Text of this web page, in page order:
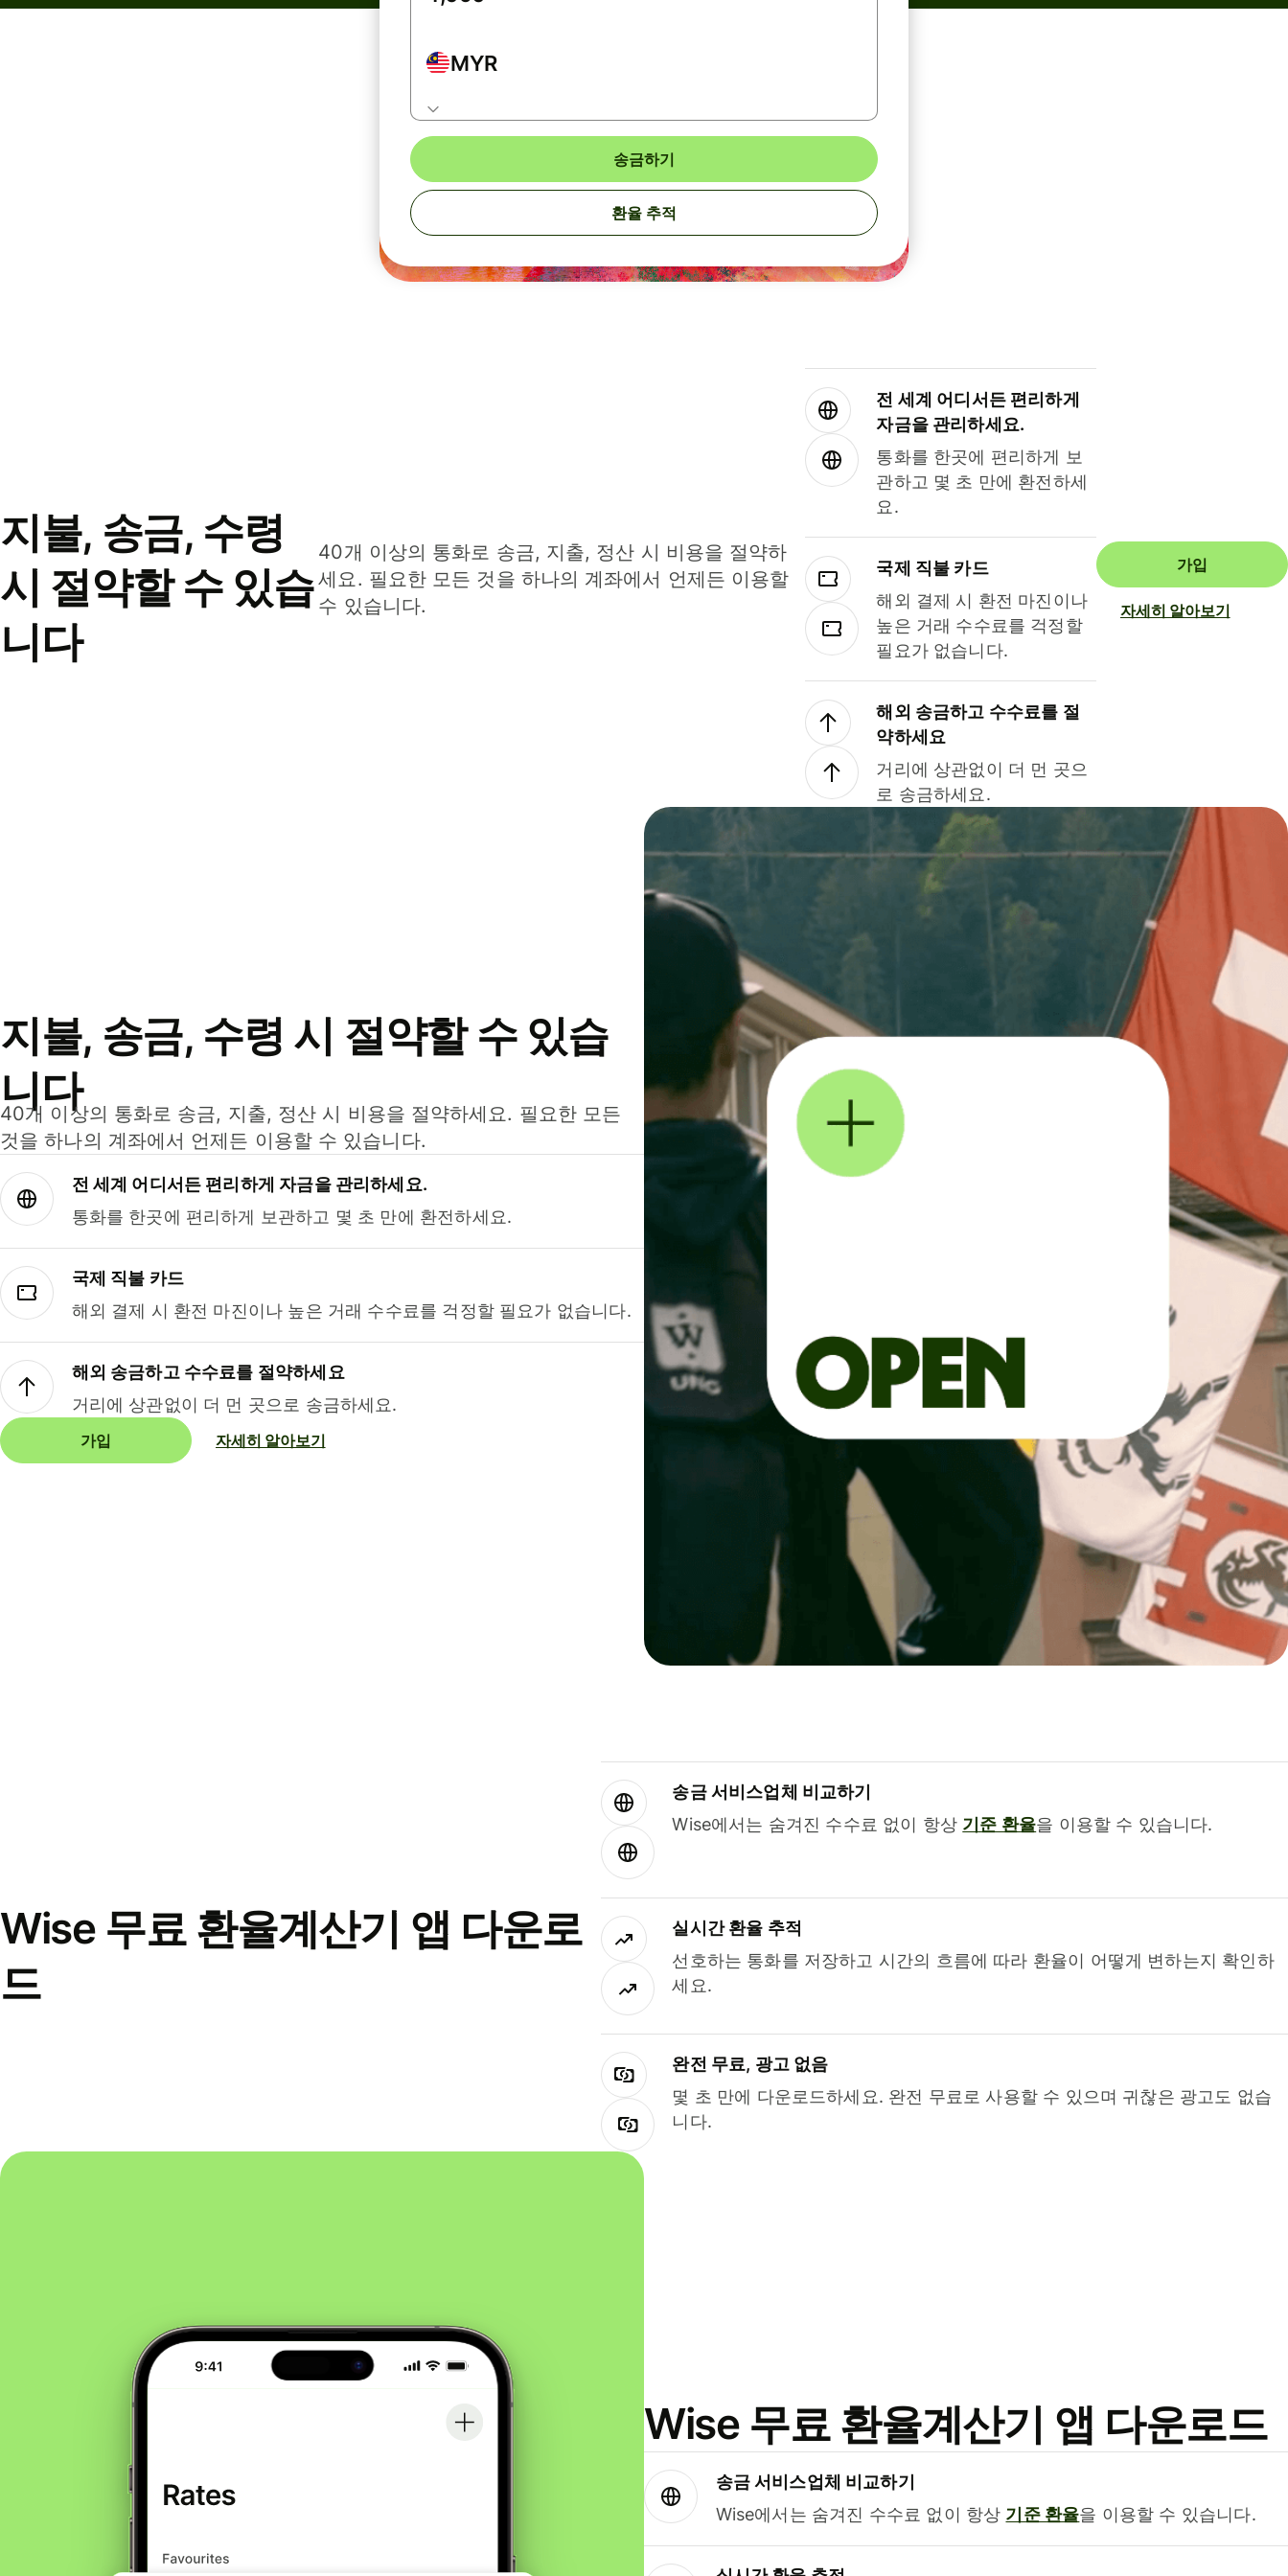
MYR
송금하기
환율 추적
지불, 송금, 수령
시 절약할 수 있습
니다
40개 이상의 통화로 송금, 지출, 정산 시 비용을 절약하
세요. 필요한 모든 것을 하나의 계좌에서 언제든 이용할
수 있습니다.
전 세계 어디서든 편리하게
자금을 관리하세요.
통화를 한곳에 편리하게 보
관하고 몇 초 만에 환전하세
요.
국제 직불 카드
해외 결제 시 환전 마진이나
높은 거래 수수료를 걱정할
필요가 없습니다.
해외 송금하고 수수료를 절
약하세요
거리에 상관없이 더 먼 곳으
로 송금하세요.
가입
자세히 알아보기
지불, 송금, 수령 시 절약할 수 있습
니다
40개 이상의 통화로 송금, 지출, 정산 시 비용을 절약하세요. 필요한 모든
것을 하나의 계좌에서 언제든 이용할 수 있습니다.
전 세계 어디서든 편리하게 자금을 관리하세요.
통화를 한곳에 편리하게 보관하고 몇 초 만에 환전하세요.
국제 직불 카드
해외 결제 시 환전 마진이나 높은 거래 수수료를 걱정할 필요가 없습니다.
해외 송금하고 수수료를 절약하세요
거리에 상관없이 더 먼 곳으로 송금하세요.
가입 자세히 알아보기
Wise 무료 환율계산기 앱 다운로
드
송금 서비스업체 비교하기
Wise에서는 숨겨진 수수료 없이 항상 기준 환율을 이용할 수 있습니다.
실시간 환율 추적
선호하는 통화를 저장하고 시간의 흐름에 따라 환율이 어떻게 변하는지 확인하
세요.
완전 무료, 광고 없음
몇 초 만에 다운로드하세요. 완전 무료로 사용할 수 있으며 귀찮은 광고도 없습
니다.
Wise 무료 환율계산기 앱 다운로드
송금 서비스업체 비교하기
Wise에서는 숨겨진 수수료 없이 항상 기준 환율을 이용할 수 있습니다.